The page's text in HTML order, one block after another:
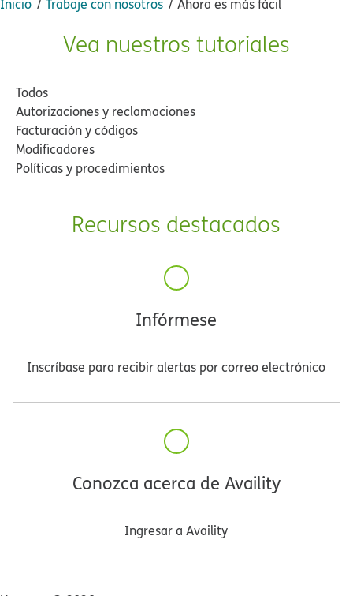
Inicio​​ Trabaje con nosotros​​ Ahora es más fácil​​
Vea nuestros tutoriales​​
Todos​​
Autorizaciones y reclamaciones​​
Facturación y códigos​​
Modificadores​​
Políticas y procedimientos​​
Recursos destacados​​
Infórmese​​
Inscríbase para recibir alertas por correo electrónico​​
Conozca acerca de Availity​​
Ingresar a Availity​​